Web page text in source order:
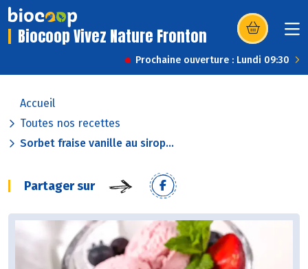
Biocoop Vivez Nature Fronton (s’ouvre dans
Prochaine ouverture : Lundi 09:30
Accueil
Toutes nos recettes
Sorbet fraise vanille au sirop...
Partager sur